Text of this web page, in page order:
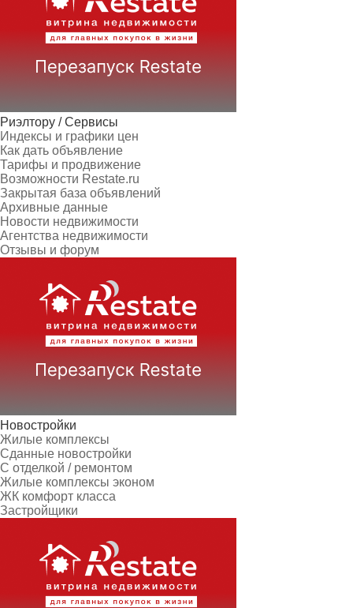
Риэлтору / Сервисы
Индексы и графики цен
Как дать объявление
Тарифы и продвижение
Возможности Restate.ru
Закрытая база объявлений
Архивные данные
Новости недвижимости
Агентства недвижимости
Отзывы и форум
Новостройки
Жилые комплексы
Сданные новостройки
С отделкой / ремонтом
Жилые комплексы эконом
ЖК комфорт класса
Застройщики